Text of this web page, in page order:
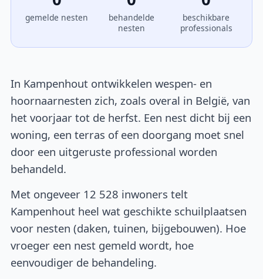
gemelde nesten
behandelde
nesten
beschikbare
professionals
In Kampenhout ontwikkelen wespen- en
hoornaarnesten zich, zoals overal in België, van
het voorjaar tot de herfst. Een nest dicht bij een
woning, een terras of een doorgang moet snel
door een uitgeruste professional worden
behandeld.
Met ongeveer 12 528 inwoners telt
Kampenhout heel wat geschikte schuilplaatsen
voor nesten (daken, tuinen, bijgebouwen). Hoe
vroeger een nest gemeld wordt, hoe
eenvoudiger de behandeling.